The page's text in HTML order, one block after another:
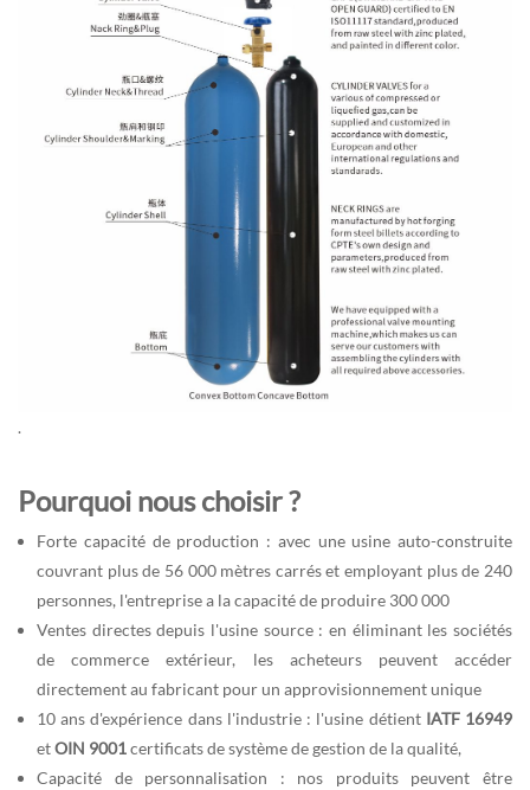
.
Pourquoi nous choisir ?
Forte capacité de production : avec une usine auto-construite
couvrant plus de 56 000 mètres carrés et employant plus de 240
personnes, l'entreprise a la capacité de produire 300 000
Ventes directes depuis l'usine source : en éliminant les sociétés
de commerce extérieur, les acheteurs peuvent accéder
directement au fabricant pour un approvisionnement unique
10 ans d'expérience dans l'industrie : l'usine détientIATF 16949
etOIN 9001certificats de système de gestion de la qualité,
Capacité de personnalisation : nos produits peuvent être